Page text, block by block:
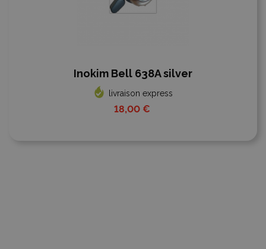
Inokim Bell 638A silver
livraison express
18,00 €